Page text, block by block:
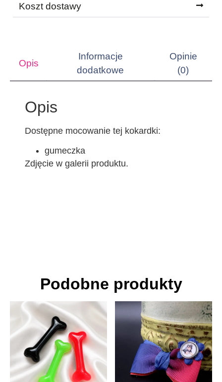
Koszt dostawy
Opis
Informacje
dodatkowe
Opinie
(0)
Opis
Dostępne mocowanie tej kokardki:
gumeczka
Zdjęcie w galerii produktu.
Podobne produkty